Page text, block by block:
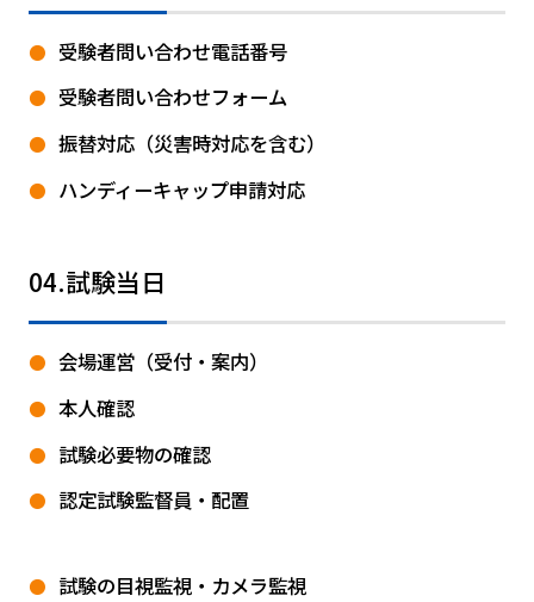
受験者問い合わせ電話番号
受験者問い合わせフォーム
振替対応（災害時対応を含む）
ハンディーキャップ申請対応
04.試験当日
会場運営（受付・案内）
本人確認
試験必要物の確認
認定試験監督員・配置
試験の目視監視・カメラ監視